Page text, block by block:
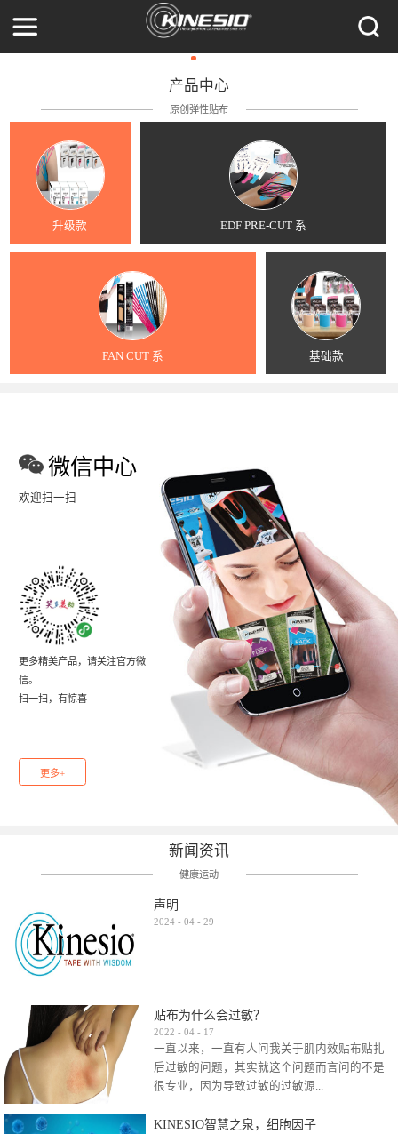
产品中心
原创弹性贴布
升级款 EDF PRE-CUT 系
FAN CUT 系 基础款
微信中心
欢迎扫一扫
更多精美产品，请关注官方微
信。
扫一扫，有惊喜
更多+
新闻资讯
健康运动
声明
2024 - 04 - 29
贴布为什么会过敏？
2022 - 04 - 17
一直以来，一直有人问我关于肌内效贴布贴扎
后过敏的问题，其实就这个问题而言问的不是
很专业，因为导致过敏的过敏源...
KINESIO智慧之泉，细胞因子